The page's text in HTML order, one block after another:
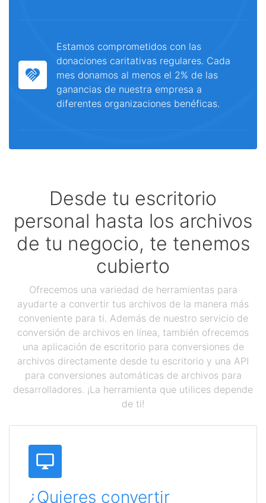
Estamos comprometidos con las
donaciones caritativas regulares. Cada
mes donamos al menos el 2% de las
ganancias de nuestra empresa a
diferentes organizaciones benéficas.
Desde tu escritorio
personal hasta los archivos
de tu negocio, te tenemos
cubierto
Ofrecemos una variedad de herramientas para
ayudarte a convertir tus archivos de la manera más
conveniente para ti. Además de nuestro servicio de
conversión de archivos en línea, también ofrecemos
una aplicación de escritorio para conversiones de
archivos directamente desde tu escritorio y una API
para conversiones automáticas de archivos para
desarrolladores. ¡La herramienta que utilices depende
de ti!
¿Quieres convertir